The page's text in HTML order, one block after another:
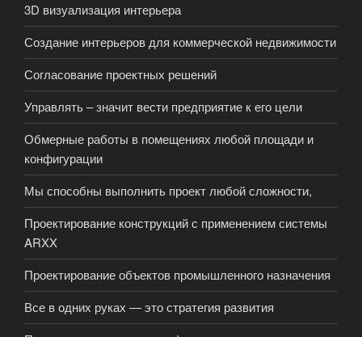
3D визуализация интерьера
Создание интерьеров для коммерческой недвижимости
Согласование проектных решений
Управлять – значит вести предприятие к его цели
Обмерные работы в помещениях любой площади и
конфигурации
Мы способны выполнить проект любой сложности,
Проектирование конструкций с применением системы
ARXX
Проектирование объектов промышленного назначения
Все в одних руках — это стратегия развития